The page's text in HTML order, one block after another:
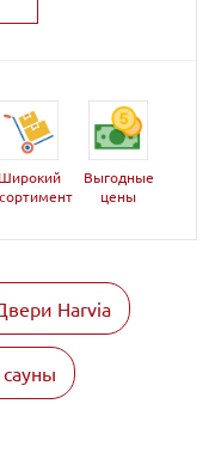
Широкий
Выгодные
цены
Harvia